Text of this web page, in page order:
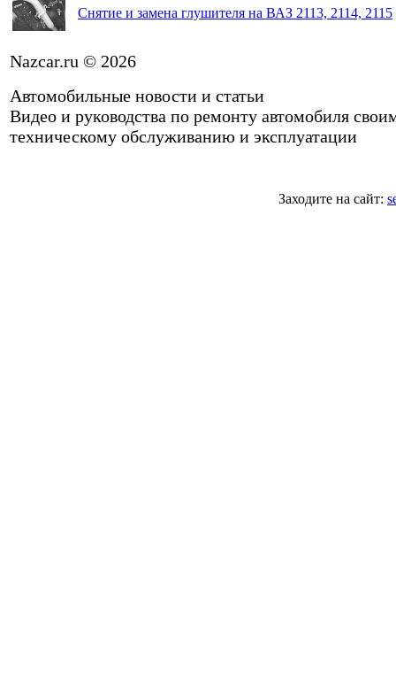
Снятие и замена глушителя на ВАЗ 2113, 2114, 2115
Nazcar.ru © 2026
Автомобильные новости и статьи
Видео и руководства по ремонту автомобиля
техническому обслуживанию и эксплуатации
Заходите на сайт: